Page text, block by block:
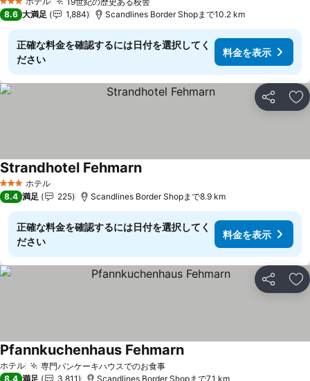
3 ホテルのランク 料金を表示
8.6 大満足 1,884 Scandlines Border Shopまで10.2 km
正確な料金を確認するには日付を選択してく
ださい
料金を表示
シェア お
3 ホテルのランク
ホテル
Strandhotel Fehmarn料金を表示
8.4 満足 225 Scandlines Border Shopまで8.9 km
正確な料金を確認するには日付を選択してく
ださい
料金を表示
シェア お
ホテル 専門パンケーキハウスでのお食事料金を表示
Pfannkuchenhaus Fehmarn料金を表示
8.4 満足 3,811 Scandlines Border Shopまで7.1 km